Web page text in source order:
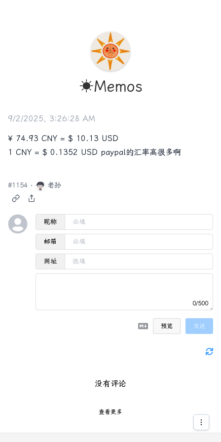
☀️Memos
9/2/2025, 3:26:28 AM
¥ 74.93 CNY = $ 10.13 USD
1 CNY = $ 0.1352 USD paypal的汇率高很多啊
#1154 老孙
昵称
邮箱
网址
0/500
预览 发送
没有评论
查看更多